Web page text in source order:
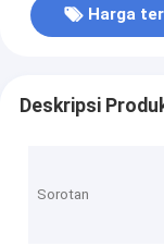
Harga
Deskripsi
Sorotan